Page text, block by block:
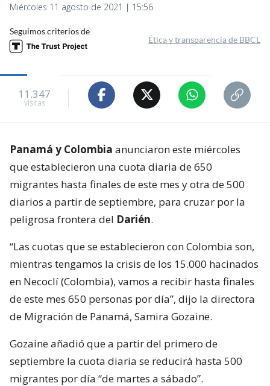
Miércoles 11 agosto de 2021 | 15:56
Seguimos criterios de
Ética y transparencia de BBCL
11.347
visitas
Panamá y Colombia anunciaron este miércoles
que establecieron una cuota diaria de 650
migrantes hasta finales de este mes y otra de 500
diarios a partir de septiembre, para cruzar por la
peligrosa frontera del Darién.
“Las cuotas que se establecieron con Colombia son,
mientras tengamos la crisis de los 15.000 hacinados
en Necoclí (Colombia), vamos a recibir hasta finales
de este mes 650 personas por día”, dijo la directora
de Migración de Panamá, Samira Gozaine.
Gozaine añadió que a partir del primero de
septiembre la cuota diaria se reducirá hasta 500
migrantes por día “de martes a sábado”.